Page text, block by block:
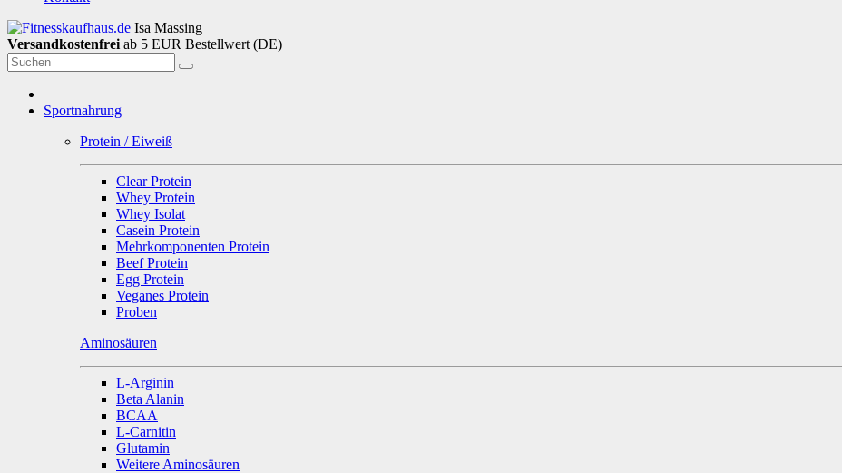
Isa Massing
Versandkostenfrei ab 5 EUR Bestellwert (DE)
Sportnahrung
Protein / Eiweiß
Clear Protein
Whey Protein
Whey Isolat
Casein Protein
Mehrkomponenten Protein
Beef Protein
Egg Protein
Veganes Protein
Proben
Aminosäuren
L-Arginin
Beta Alanin
BCAA
L-Carnitin
Glutamin
Weitere Aminosäuren